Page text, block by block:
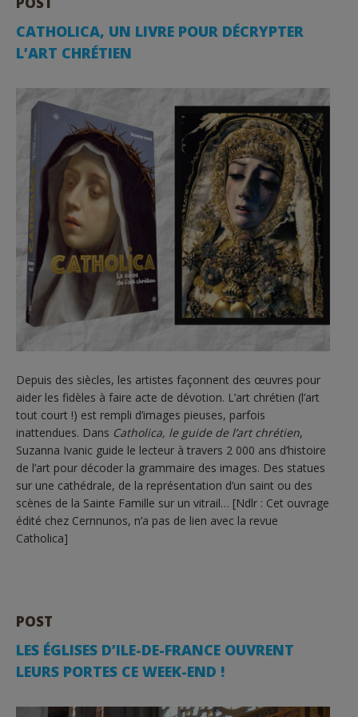
CATHOLICA, UN LIVRE POUR DÉCRYPTER
L’ART CHRÉTIEN
Depuis des siècles, les artistes façonnent des œuvres pour
aider les fidèles à faire acte de dévotion. L’art chrétien (l’art
tout court !) est rempli d’images pieuses, parfois
inattendues. Dans Catholica, le guide de l’art chrétien,
Suzanna Ivanic guide le lecteur à travers 2 000 ans d’histoire
de l’art pour décoder la grammaire des images. Des statues
sur une cathédrale, de la représentation d’un saint ou des
scènes de la Sainte Famille sur un vitrail… [Ndlr : Cet ouvrage
édité chez Cernnunos, n’a pas de lien avec la revue
Catholica]
POST
LES ÉGLISES D’ILE-DE-FRANCE OUVRENT
LEURS PORTES CE WEEK-END !